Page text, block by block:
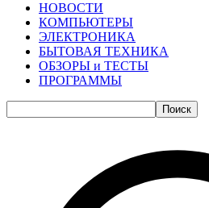
НОВОСТИ
КОМПЬЮТЕРЫ
ЭЛЕКТРОНИКА
БЫТОВАЯ ТЕХНИКА
ОБЗОРЫ и ТЕСТЫ
ПРОГРАММЫ
Поиск